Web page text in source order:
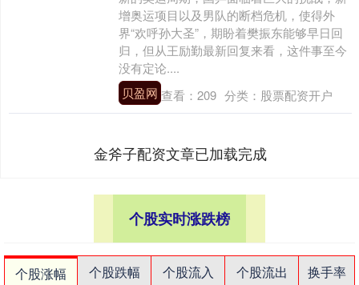
增奥运项目以及男队的断档危机，使得外
界“欢呼孙大圣”，期盼着樊振东能够早日回
归，但从王励勤最新回复来看，这件事至今
没有定论....
贝盈网 查看： 209 分类： 股票配资开户
金斧子配资文章已加载完成
个股实时涨跌榜
个股涨幅 个股跌幅 个股流入 个股流出
换手率